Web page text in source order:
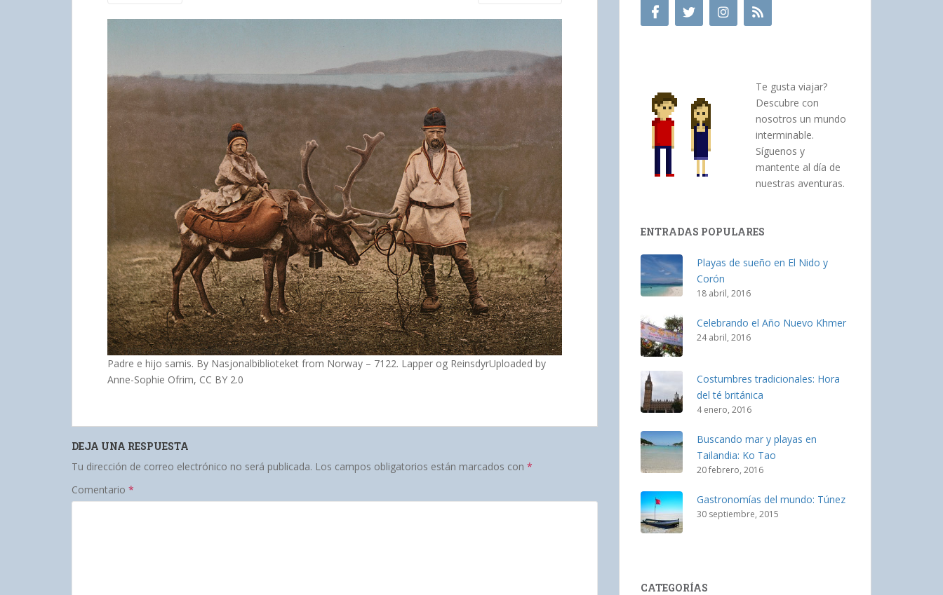
Padre e hijo samis. By Nasjonalbiblioteket from Norway – 7122. Lapper og ReinsdyrUploaded by
Anne-Sophie Ofrim, CC BY 2.0
DEJA UNA RESPUESTA
Tu dirección de correo electrónico no será publicada. Los campos obligatorios están marcados con *
Comentario *
Te gusta viajar?
Descubre con
nosotros un mundo
interminable.
Síguenos y
mantente al día de
nuestras aventuras.
ENTRADAS POPULARES
Playas de sueño en El Nido y
Corón
18 abril, 2016
Celebrando el Año Nuevo Khmer
24 abril, 2016
Costumbres tradicionales: Hora
del té británica
4 enero, 2016
Buscando mar y playas en
Tailandia: Ko Tao
20 febrero, 2016
Gastronomías del mundo: Túnez
30 septiembre, 2015
CATEGORÍAS